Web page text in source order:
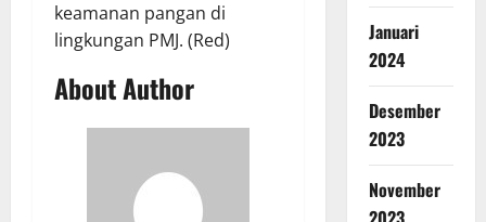
keamanan pangan di
lingkungan PMJ. (Red)
About Author
Januari
2024
Desember
2023
November